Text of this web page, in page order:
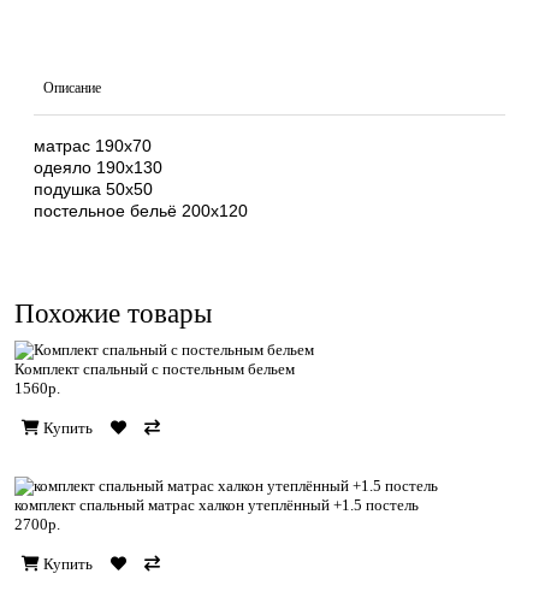
Описание
матрас 190х70
одеяло 190х130
подушка 50х50
постельное бельё 200х120
Похожие товары
Комплект спальный с постельным бельем
1560р.
Купить
комплект спальный матрас халкон утеплённый +1.5 постель
2700р.
Купить